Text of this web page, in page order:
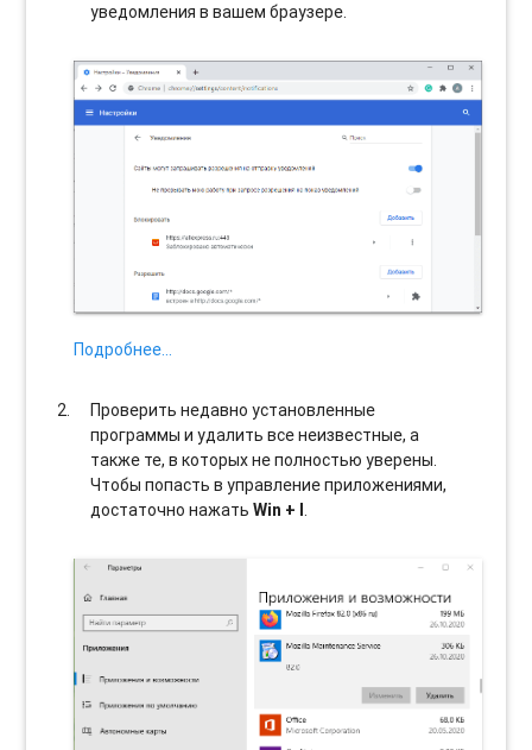
уведомления в вашем браузере.
Подробнее…
Проверить недавно установленные
программы и удалить все неизвестные, а
также те, в которых не полностью уверены.
Чтобы попасть в управление приложениями,
достаточно нажатьWin + I.